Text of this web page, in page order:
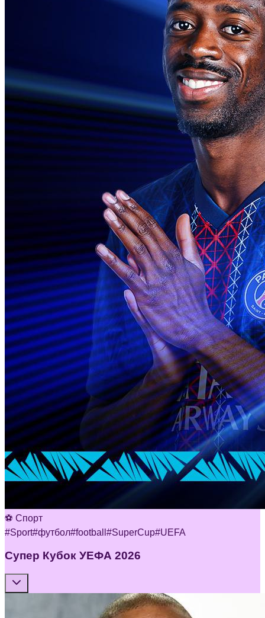
⚽ Спорт
#Sport#футбол#football #SuperCup#UEFA
Супер Кубок УЕФА 2026